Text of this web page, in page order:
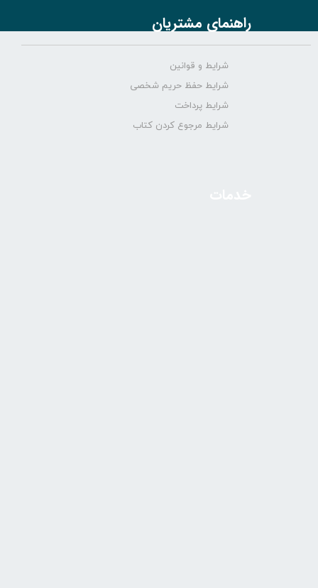
راهنمای مشتریان
شرایط و قوانین
شرایط حفظ حریم شخصی
شرایط پرداخت
شرایط مرجوع کردن کتاب